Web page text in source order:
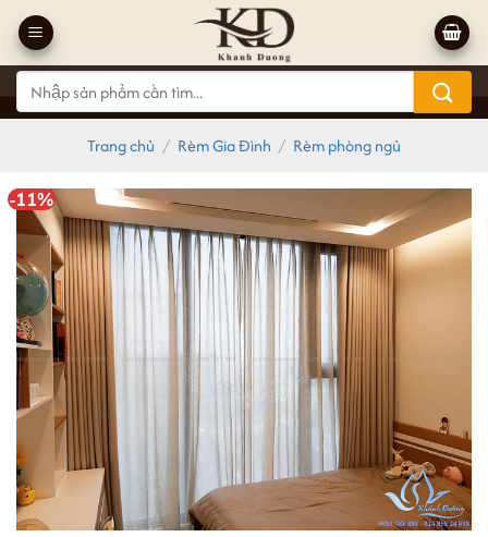
qua
nội
dung
Tìm
kiếm:
Trang chủ / Rèm Gia Đình / Rèm phòng ngủ
-11%